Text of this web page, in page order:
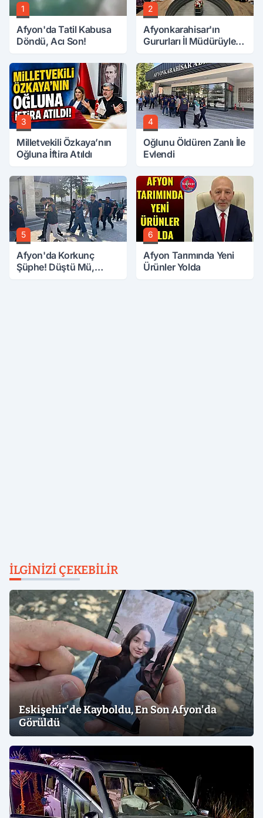
1
Afyon'da Tatil Kabusa
Döndü, Acı Son!
2
Afyonkarahisar'ın
Gururları İl Müdürüyle
3
Milletvekili Özkaya’nın
Oğluna İftira Atıldı
4
Oğlunu Öldüren Zanlı İle
Evlendi
5
Afyon'da Korkunç
Şüphe! Düştü Mü,
6
Afyon Tarımında Yeni
Ürünler Yolda
İLGINIZI ÇEKEBILIR
Eskişehir'de Kayboldu, En Son Afyon'da
Görüldü